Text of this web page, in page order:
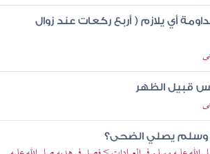
أي يلازم ( أربع ركعات عند زوال
قبيل الظهر
وسلم يصلي الضحى؟